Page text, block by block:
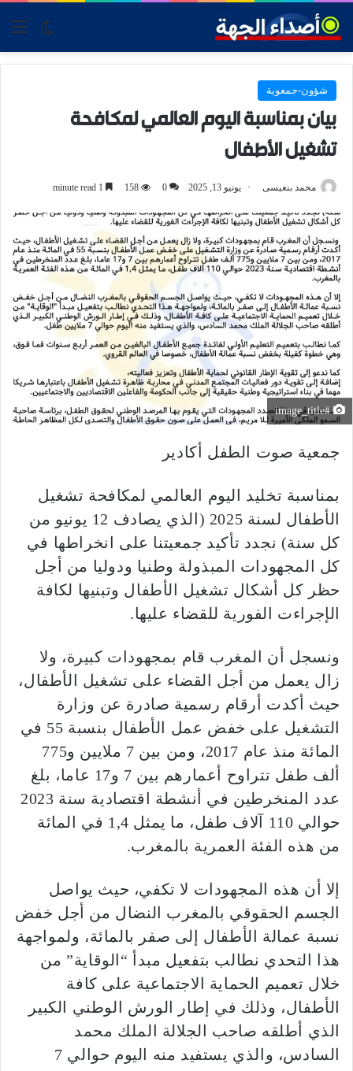
skin
شؤون-جمعوية
بيان بمناسبة اليوم العالمي لمكافحة
تشغيل الأطفال
محمد بنعيسى يونيو 13, 2025 0
158
#image_title
جمعية صوت الطفل أكادير
بمناسبة تخليد اليوم العالمي لمكافحة تشغيل
الأطفال لسنة 2025 (الذي يصادف 12 يونيو من
كل سنة) نجدد تأكيد جمعيتنا على انخراطها في
كل المجهودات المبذولة وطنيا ودوليا من أجل
حظر كل أشكال تشغيل الأطفال وتبنيها لكافة
الإجراءت الفورية للقضاء عليها.
ونسجل أن المغرب قام بمجهودات كبيرة، ولا
زال يعمل من أجل القضاء على تشغيل الأطفال،
حيث أكدت أرقام رسمية صادرة عن وزارة
التشغيل على خفض عمل الأطفال بنسبة 55 في
المائة منذ عام 2017، ومن بين 7 ملايين و775
ألف طفل تتراوح أعمارهم بين 7 و17 عاما، بلغ
عدد المنخرطين في أنشطة اقتصادية سنة 2023
حوالي 110 آلاف طفل، ما يمثل 1,4 في المائة
من هذه الفئة العمرية بالمغرب.
إلا أن هذه المجهودات لا تكفي، حيث يواصل
الجسم الحقوقي بالمغرب النضال من أجل خفض
نسبة عمالة الأطفال إلى صفر بالمائة، ولمواجهة
هذا التحدي نطالب بتفعيل مبدأ “الوقاية” من
خلال تعميم الحماية الاجتماعية على كافة
الأطفال، وذلك في إطار الورش الوطني الكبير
الذي أطلقه صاحب الجلالة الملك محمد
السادس، والذي يستفيد منه اليوم حوالي 7